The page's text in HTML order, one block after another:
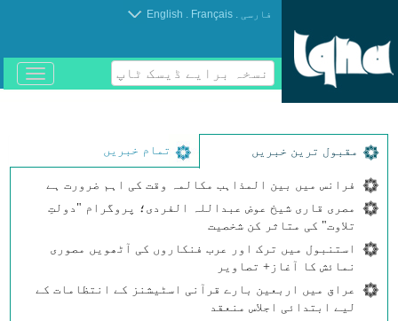
فارسی .
Français
.
English
نسخہ برایے ڈیسک ٹاپ
باز
و
مقبول ترین خبریں تمام خبریں
فرانس میں بین المذاہب مکالمہ وقت کی اہم ضرورت ہے
مصری قاری شیخ عوض عبداللہ الفردی؛ پروگرام "دولتِ
تلاوت" کی متاثر کن شخصیت
استنبول میں ترک اور عرب فنکاروں کی آٹھویں مصوری
نمائش کا آغاز+ تصاویر
عراق میں اربعین بارے قرآنی اسٹیشنز کے انتظامات کے
لیے ابتدائی اجلاس منعقد